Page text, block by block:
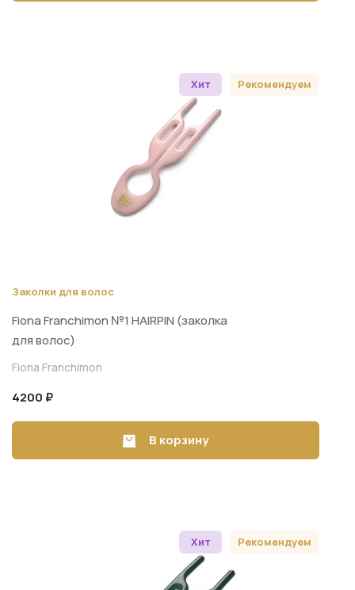
Хит Рекомендуем
Заколки для волос
Fiona Franchimon №1 HAIRPIN (заколка
для волос)
Fiona Franchimon
4200 ₽
В корзину
Хит Рекомендуем